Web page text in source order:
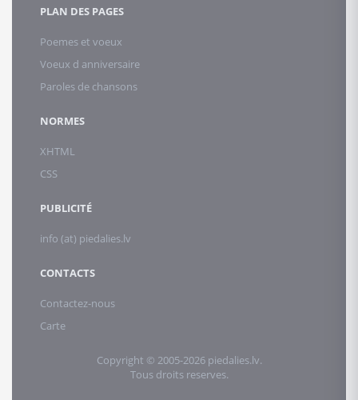
PLAN DES PAGES
Poemes et voeux
Voeux d anniversaire
Paroles de chansons
NORMES
XHTML
CSS
PUBLICITÉ
info (at) piedalies.lv
CONTACTS
Contactez-nous
Carte
Copyright © 2005-2026 piedalies.lv.
Tous droits reserves.